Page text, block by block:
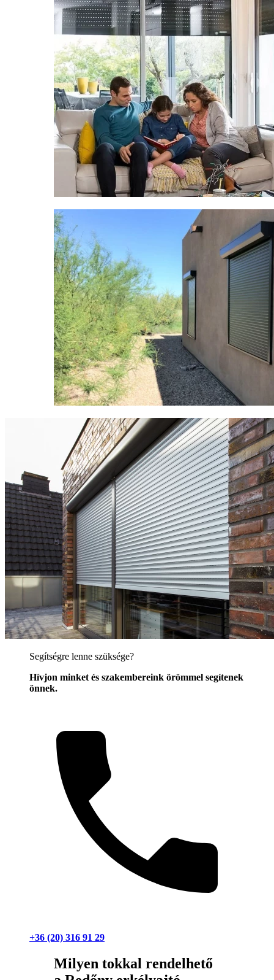
Segítségre lenne szüksége?
Hívjon minket és szakembereink örömmel segítenek
önnek.
+36 (20) 316 91 29
Milyen tokkal rendelhető